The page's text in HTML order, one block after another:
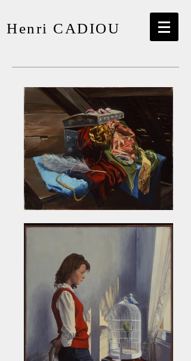
Henri CADIOU